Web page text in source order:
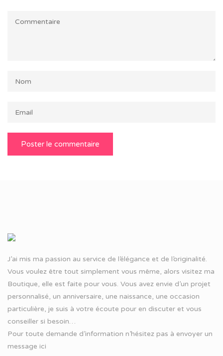
J’ai mis ma passion au service de l’élégance et de l’originalité.
Vous voulez être tout simplement vous même, alors visitez ma
Boutique, elle est faite pour vous. Vous avez envie d’un projet
personnalisé, un anniversaire, une naissance, une occasion
particulière, je suis à votre écoute pour en discuter et vous
conseiller si besoin…
Pour toute demande d’information n’hésitez pas à envoyer un
message ici